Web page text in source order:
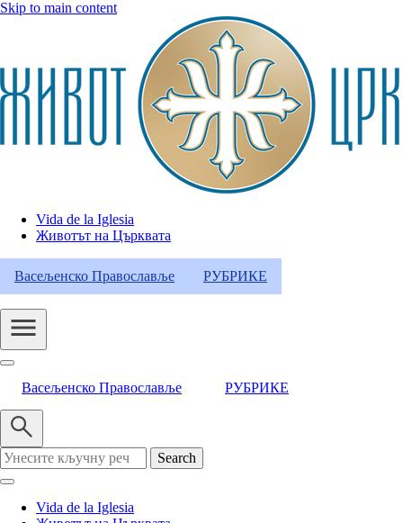
Skip to main content
Header
Category
Menu
Vida de la Iglesia
Животът на Църквата
Васељенско Православље РУБРИКЕ
Васељенско Православље РУБРИКЕ
Search
Vida de la Iglesia